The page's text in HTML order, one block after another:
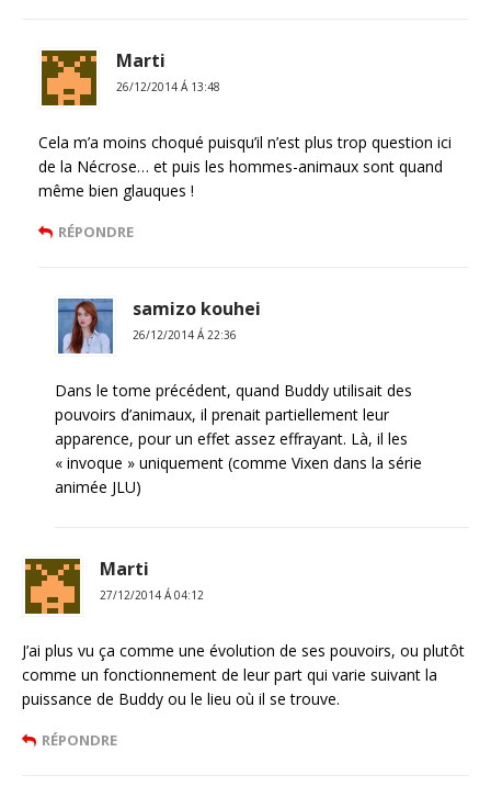
Marti
26/12/2014 Á 13:48
Cela m’a moins choqué puisqu’il n’est plus trop question ici
de la Nécrose… et puis les hommes-animaux sont quand
même bien glauques !
RÉPONDRE
samizo kouhei
26/12/2014 Á 22:36
Dans le tome précédent, quand Buddy utilisait des
pouvoirs d’animaux, il prenait partiellement leur
apparence, pour un effet assez effrayant. Là, il les
« invoque » uniquement (comme Vixen dans la série
animée JLU)
Marti
27/12/2014 Á 04:12
J’ai plus vu ça comme une évolution de ses pouvoirs, ou plutôt
comme un fonctionnement de leur part qui varie suivant la
puissance de Buddy ou le lieu où il se trouve.
RÉPONDRE